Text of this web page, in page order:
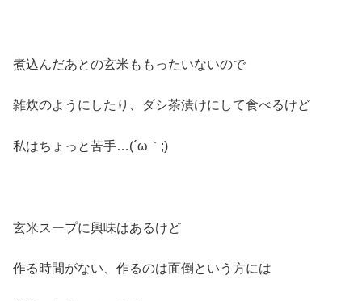
煮込んだあとの玄米ももったいないので
雑炊のようにしたり、ダシ茶漬けにして食べるけど
私はちょっと苦手…(´ω｀;)
玄米スープに興味はあるけど
作る時間がない、作るのは面倒という方には